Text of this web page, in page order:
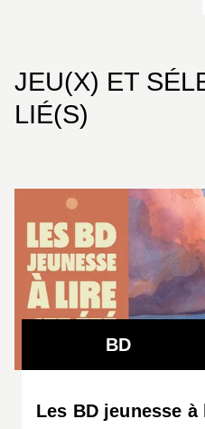
JEU(X) ET
LIÉ(S)
BD
Les BD jeunesse